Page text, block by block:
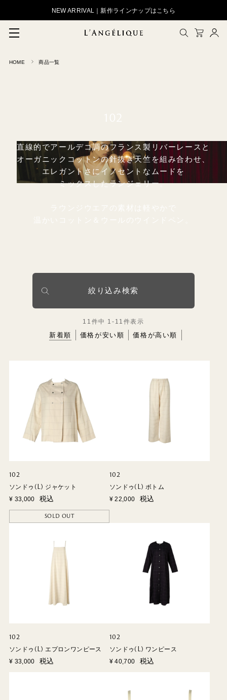
NEW ARRIVAL｜新作ラインナップはこちら
HOME 商品一覧
直線的でアールデコ調のフランス製リバーレースと
オーガニックコットンの針抜き天竺を組み合わせ、
エレガントさにイノセントなムードを
ミックスしたランジェリー。
絞り込み検索
11 件中 1 - 11 件表示
新着順 価格が安い順 価格が高い順
102
ソンドゥ(L) ジャケット
¥ 33,000 税込
SOLD OUT
102
ソンドゥ(L) ボトム
¥ 22,000 税込
102
ソンドゥ(L) エプロンワンピース
¥ 33,000 税込
102
ソンドゥ(L) ワンピース
¥ 40,700 税込